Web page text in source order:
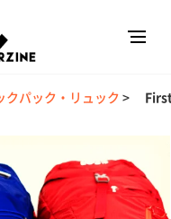
クパック・リュック >